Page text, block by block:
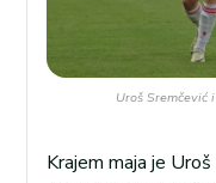
Uroš Sremčević
Krajem maja je